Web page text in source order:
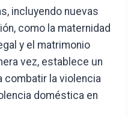
incluyendo nuevas
como la maternidad
y el matrimonio
vez, establece un
combatir la violencia
doméstica en